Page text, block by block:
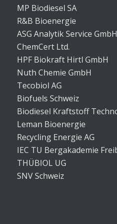
MP Biodiesel SA
R&B Bioenergie
ASG Analytik Service GmbH
ChemCert Ltd.
HPF Biokraft Hirtl GmbH
Nuth Chemie GmbH
Tecobiol AG
Biofuels Schweiz
Biodiesel Kraftstoff
Leman Bioenergie
Recycling Energie AG
IEC TU Bergakademie
THÜBIOL UG
SNV Schweiz